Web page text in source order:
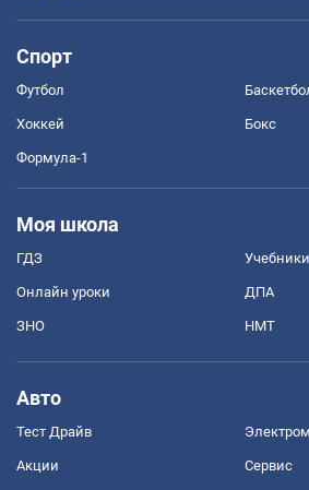
Спорт
Футбол
Хоккей Бокс
Формула-1
Моя школа
ГДЗ Учебники
Онлайн уроки ДПА
ЗНО НМТ
Авто
Тест Драйв
Акции Сервис